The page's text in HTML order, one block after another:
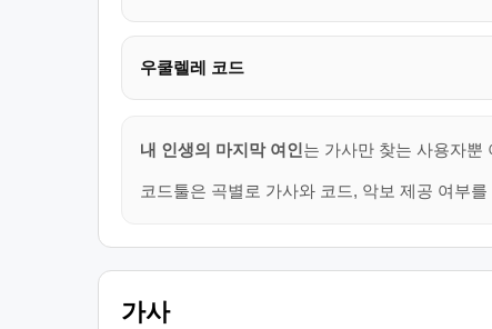
우쿨렐레 코드
내 인생의 마지막 여인는 가사만 찾는 사용자뿐
코드툴은 곡별로 가사와 코드, 악보 제공 여부
가사